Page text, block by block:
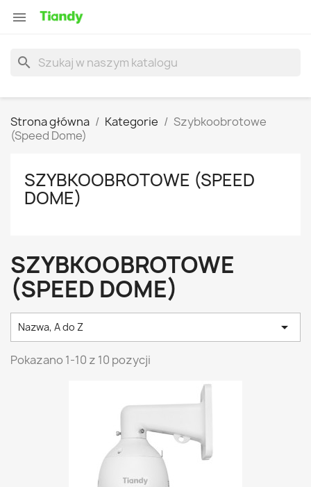

search
Strona główna Kategorie
Szybkoobrotowe
(Speed Dome)
SZYBKOOBROTOWE (SPEED
DOME)
SZYBKOOBROTOWE
(SPEED DOME)
Nazwa, A do Z 
Pokazano 1-10 z 10 pozycji